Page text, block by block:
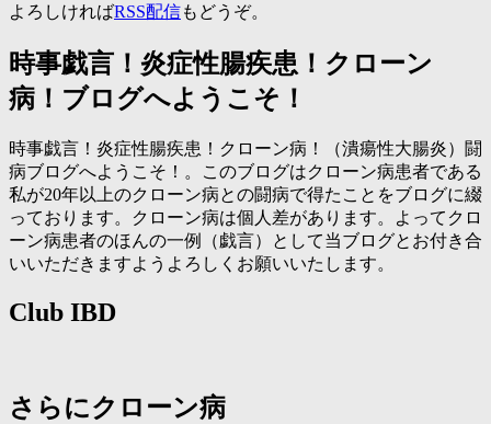
よろしければRSS配信もどうぞ。
時事戯言！炎症性腸疾患！クローン
病！ブログへようこそ！
時事戯言！炎症性腸疾患！クローン病！（潰瘍性大腸炎）闘
病ブログへようこそ！。このブログはクローン病患者である
私が20年以上のクローン病との闘病で得たことをブログに綴
っております。クローン病は個人差があります。よってクロ
ーン病患者のほんの一例（戯言）として当ブログとお付き合
いいただきますようよろしくお願いいたします。
Club IBD
さらにクローン病